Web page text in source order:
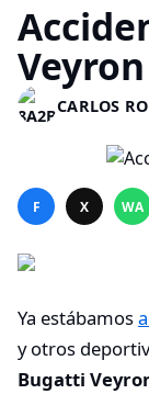
Veyron
CARLOS
F X WA
Ya estábamos
y otros
Bugatti